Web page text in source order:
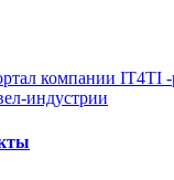
компании IT4TI -
индустрии